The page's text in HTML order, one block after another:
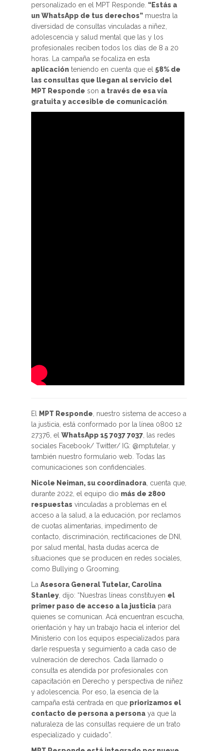
personalizado en el MPT Responde. “Estás a
un WhatsApp de tus derechos” muestra la
diversidad de consultas vinculadas a niñez,
adolescencia y salud mental que las y los
profesionales reciben todos los días de 8 a 20
horas. La campaña se focaliza en esta
aplicación teniendo en cuenta que el 58% de
las consultas que llegan al servicio del
MPT Responde son a través de esa vía
gratuita y accesible de comunicación
El MPT Responde , nuestro sistema de acceso a
la justicia, está conformado por la línea 0800 12
27376, el WhatsApp 15 7037 7037 , las redes
sociales Facebook/ Twitter/ IG: @mptutelar, y
también nuestro formulario web. Todas las
comunicaciones son confidenciales.
Nicole Neiman, su coordinadora , cuenta que,
durante 2022, el equipo dio más de 2800
respuestas vinculadas a problemas en el
acceso a la salud, a la educación, por reclamos
de cuotas alimentarias, impedimento de
contacto, discriminación, rectificaciones de DNI,
por salud mental, hasta dudas acerca de
situaciones que se producen en redes sociales,
como Bullying o Grooming.
La Asesora General Tutelar, Carolina
Stanley , dijo: “Nuestras líneas constituyen el
primer paso de acceso a la justicia para
quienes se comunican. Acá encuentran escucha,
orientación y hay un trabajo hacia el interior del
Ministerio con los equipos especializados para
darle respuesta y seguimiento a cada caso de
vulneración de derechos. Cada llamado o
consulta es atendida por profesionales con
capacitación en Derecho y perspectiva de niñez
y adolescencia. Por eso, la esencia de la
campaña está centrada en que priorizamos el
contacto de persona a persona ya que la
naturaleza de las consultas requiere de un trato
especializado y cuidado”.